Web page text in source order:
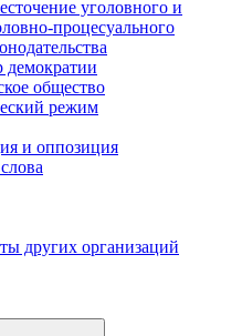
уголовного и
процесуального
демократии
общество
режим
и оппозиция
других организаций